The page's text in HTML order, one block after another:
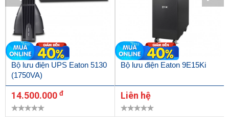
Bộ lưu điện UPS Eaton 5130
(1750VA)
14.500.000 đ
Bộ lưu điện Eaton 9E15Ki
Liên hệ